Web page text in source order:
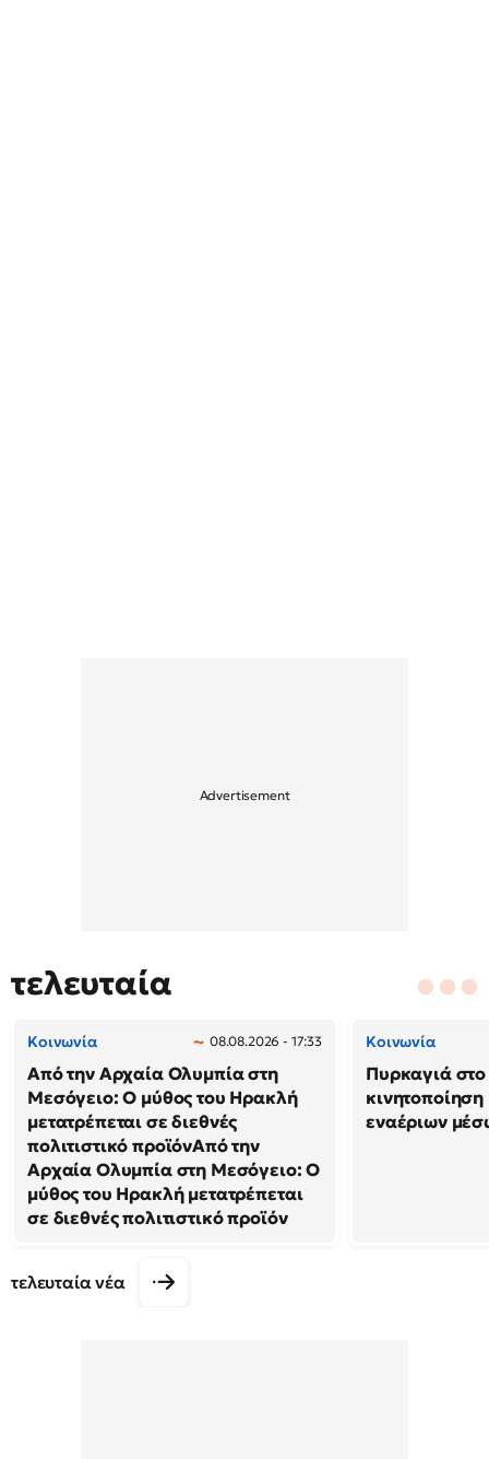
τελευταία
Κοινωνία 08.08.2026 - 17:33
Από την Αρχαία Ολυμπία στη
Μεσόγειο: Ο μύθος του Ηρακλή
μετατρέπεται σε διεθνές
πολιτιστικό προϊόνΑπό την
Αρχαία Ολυμπία στη Μεσόγειο: Ο
μύθος του Ηρακλή μετατρέπεται
σε διεθνές πολιτιστικό προϊόν
Κοινωνία
Πυρκαγιά
εναέριων
τελευταία νέα